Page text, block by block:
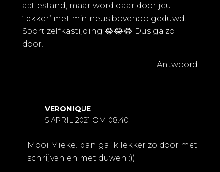
actiestand, maar word daar door jou
‘lekker’ met m’n neus bovenop geduwd.
Soort zelfkastijding 😂😂😂 Dus ga zo
door!
Antwoord
VERONIQUE
5 APRIL 2021 OM 08:40
Mooi Mieke! dan ga ik lekker zo door met
schrijven en met duwen :))